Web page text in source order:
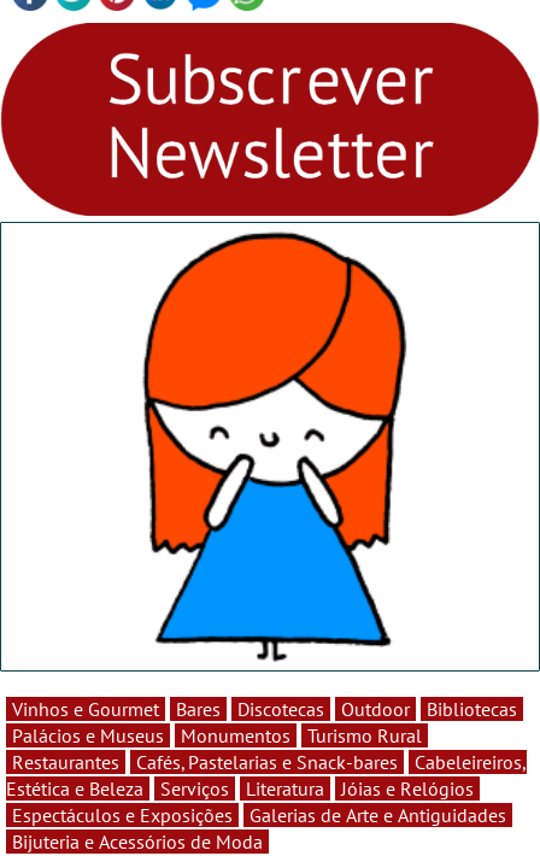
Vinhos e Gourmet Bares Discotecas Outdoor
Bibliotecas
Palácios e Museus
Monumentos
Turismo Rural
Restaurantes
Cafés, Pastelarias e Snack-bares
Cabeleireiros,
Estética e Beleza
Serviços Literatura
Jóias e Relógios
Espectáculos e Exposições
Galerias de Arte e Antiguidades
Bijuteria e Acessórios de Moda